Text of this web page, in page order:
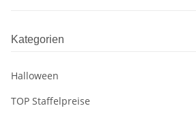
Kategorien
Halloween
TOP Staffelpreise